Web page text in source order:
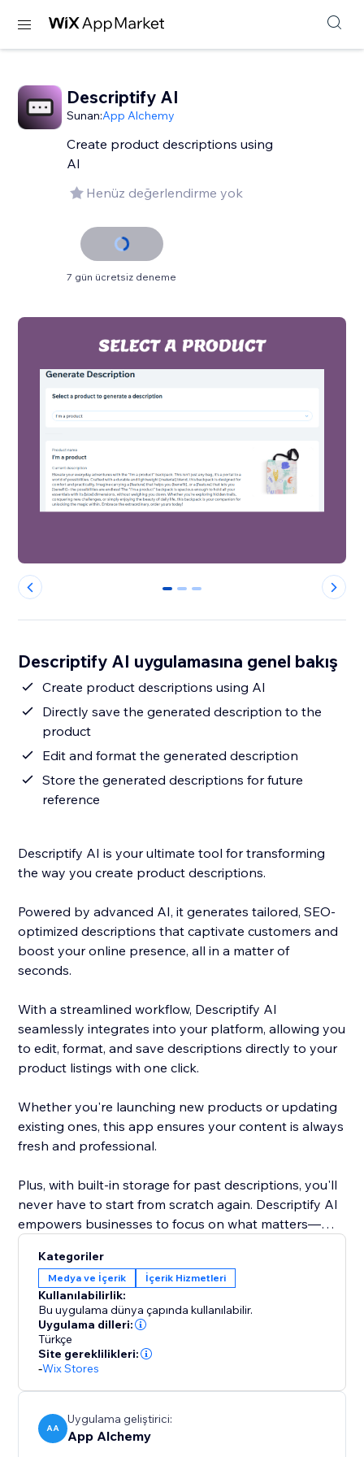
Descriptify AI
Sunan:App Alchemy
Create product descriptions using
AI
Henüz değerlendirme yok
7 gün ücretsiz deneme
0 1 2
Descriptify AI uygulamasına genel bakış
Create product descriptions using AI
Directly save the generated description to the
product
Edit and format the generated description
Store the generated descriptions for future
reference
Descriptify AI is your ultimate tool for transforming
the way you create product descriptions.
Powered by advanced AI, it generates tailored, SEO-
optimized descriptions that captivate customers and
boost your online presence, all in a matter of
seconds.
With a streamlined workflow, Descriptify AI
seamlessly integrates into your platform, allowing you
to edit, format, and save descriptions directly to your
product listings with one click.
Whether you're launching new products or updating
existing ones, this app ensures your content is always
fresh and professional.
Plus, with built-in storage for past descriptions, you'll
never have to start from scratch again. Descriptify AI
empowers businesses to focus on what matters—
Kategoriler
Medya ve İçerik İçerik Hizmetleri
Kullanılabilirlik:
Bu uygulama dünya çapında kullanılabilir.
Uygulama dilleri:
Türkçe
Site gereklilikleri:
-Wix Stores
AA
Uygulama geliştirici:
App Alchemy